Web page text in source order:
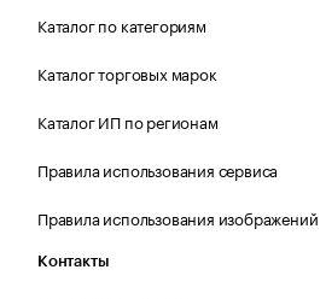
Каталог по категориям
Каталог торговых марок
Каталог ИП по регионам
Правила использования сервиса
Правила использования изображений
Контакты